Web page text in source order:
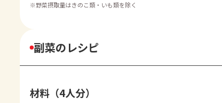
※野菜摂取量はきのこ類・いも類を除く
副菜のレシピ
材料（4人分）